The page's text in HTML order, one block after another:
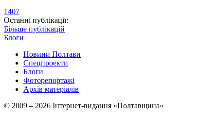
1407
Останні публікації:
Більше публікацій
Блоги
Новини Полтави
Спецпроекти
Блоги
Фоторепортажі
Архів матеріалів
© 2009 – 2026 Інтернет-видання «Полтавщина»